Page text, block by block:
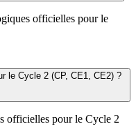
officielles pour le
le Cycle 2 (CP, CE1, CE2) ?
officielles pour le Cycle 2